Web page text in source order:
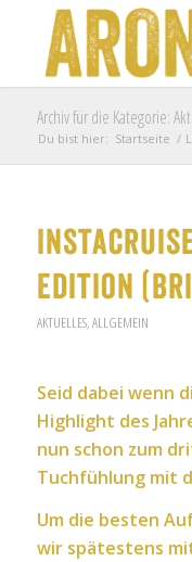
Archiv für die Kategorie:
Du bist hier: Startseite /
Edition
AKTUELLES,ALLGEMEIN
Seid dabei wenn
Highlight des
nun schon zum
Tuchfühlung mit
Um die besten
wir spätestens